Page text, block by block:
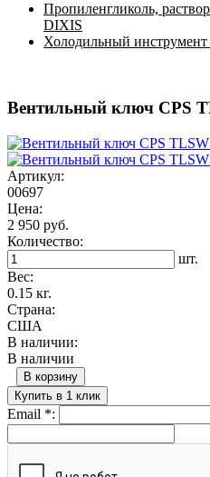
Пропиленгликоль,
DIXIS
Холодильный инструмент
Вентильный ключ CPS
Артикул:
00697
Цена:
2 950 руб.
Количество:
шт.
Вес:
0.15 кг.
Страна:
США
В наличии:
В наличии
В корзину
Купить в 1 клик
Email *: